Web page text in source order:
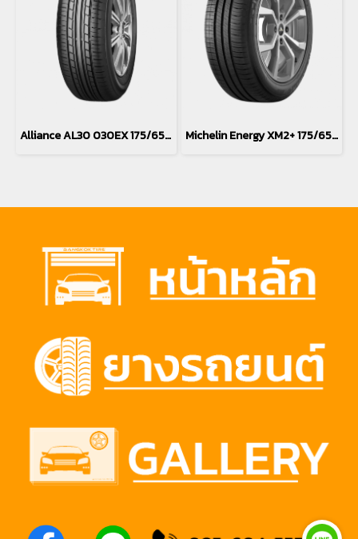
Alliance AL30 030EX 175/65R15 Michelin Energy XM2+ 175/65R15